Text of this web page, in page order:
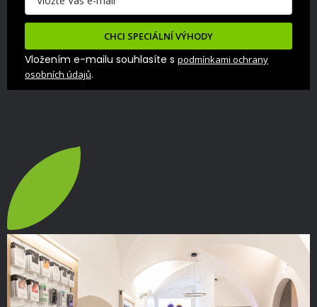
CHCI SPECIÁLNÍ VÝHODY
Vložením e-mailu souhlasíte s podmínkami ochrany
osobních údajů.